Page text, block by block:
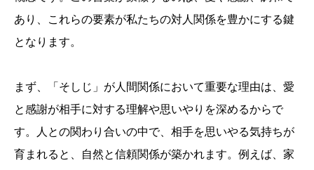
あり、これらの要素が私たちの対人関係を豊かにする鍵
となります。
まず、「そしじ」が人間関係において重要な理由は、愛
と感謝が相手に対する理解や思いやりを深めるからで
す。人との関わり合いの中で、相手を思いやる気持ちが
育まれると、自然と信頼関係が築かれます。例えば、家